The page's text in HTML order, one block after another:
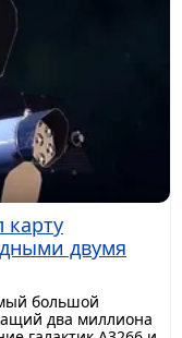
карту
двумя
большой
два миллиона